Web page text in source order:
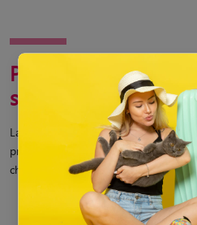
Piroplasmose du
symptômes
La babésiose ayant pour effet de
provoque une anémie. Les
chien sont :
fièvre élevée(avec des
De l’abattement et une fatigue